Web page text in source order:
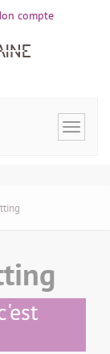
compte
Toggle